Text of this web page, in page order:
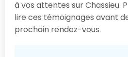
à vos attentes sur Chassieu.
lire ces témoignages avant
prochain rendez-vous.